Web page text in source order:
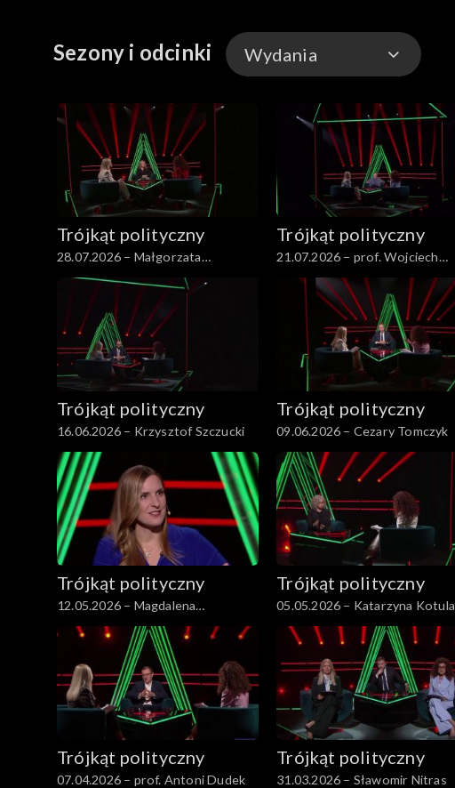
Sezony i odcinki Wydania
Wydania
Trójkąt polityczny
28.07.2026 – Małgorzata
Wassermann
Trójkąt polityczny
21.07.2026 – prof. Wojciech
Sadurski
Trójkąt polityczny
16.06.2026 – Krzysztof Szczucki
Trójkąt polityczny
09.06.2026 – Cezary Tomczyk
Trójkąt polityczny
12.05.2026 – Magdalena
Sobkowiak-Czarnecka
Trójkąt polityczny
05.05.2026 – Katarzyna Kotula
Trójkąt polityczny
07.04.2026 – prof. Antoni Dudek
Trójkąt polityczny
31.03.2026 – Sławomir Nitras